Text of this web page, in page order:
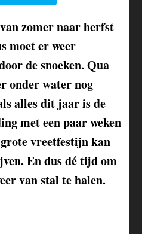
zomer naar herfst
moet er weer
de snoeken. Qua
onder water nog
alles dit jaar is de
met een paar weken
vreetfestijn kan
En dus dé tijd om
van stal te halen.